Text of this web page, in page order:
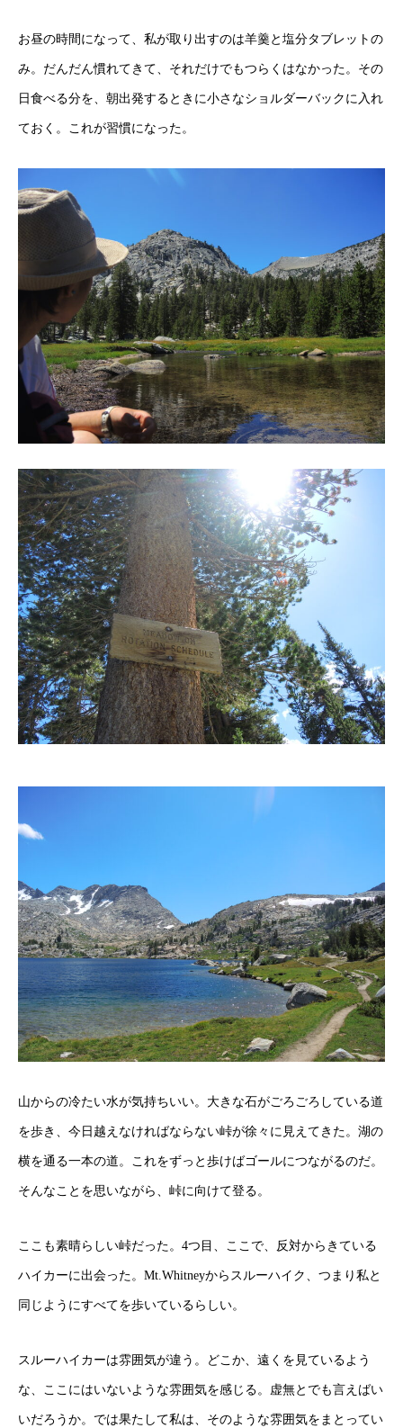
お昼の時間になって、私が取り出すのは羊羹と塩分タブレットの
み。だんだん慣れてきて、それだけでもつらくはなかった。その
日食べる分を、朝出発するときに小さなショルダーバックに入れ
ておく。これが習慣になった。
山からの冷たい水が気持ちいい。大きな石がごろごろしている道
を歩き、今日越えなければならない峠が徐々に見えてきた。湖の
横を通る一本の道。これをずっと歩けばゴールにつながるのだ。
そんなことを思いながら、峠に向けて登る。
ここも素晴らしい峠だった。4つ目、ここで、反対からきている
ハイカーに出会った。Mt.Whitneyからスルーハイク、つまり私と
同じようにすべてを歩いているらしい。
スルーハイカーは雰囲気が違う。どこか、遠くを見ているよう
な、ここにはいないような雰囲気を感じる。虚無とでも言えばい
いだろうか。では果たして私は、そのような雰囲気をまとってい